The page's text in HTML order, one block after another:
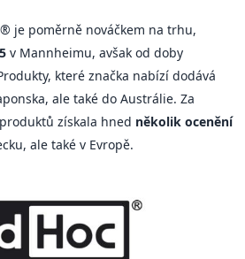
je poměrně nováčkem na trhu,
v Mannheimu, avšak od doby
které značka nabízí dodává
ale také do Austrálie. Za
získala hned několik ocenění
ale také v Evropě.